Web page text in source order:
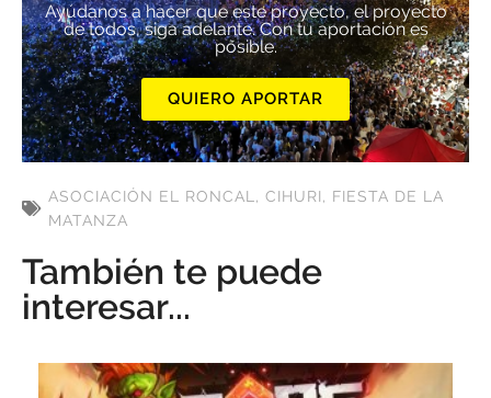
Ayúdanos a hacer que este proyecto, el proyecto
de todos, siga adelante. Con tu aportación es
posible.
QUIERO APORTAR
ASOCIACIÓN EL RONCAL , CIHURI, FIESTA DE LA
MATANZA
También te puede
interesar...